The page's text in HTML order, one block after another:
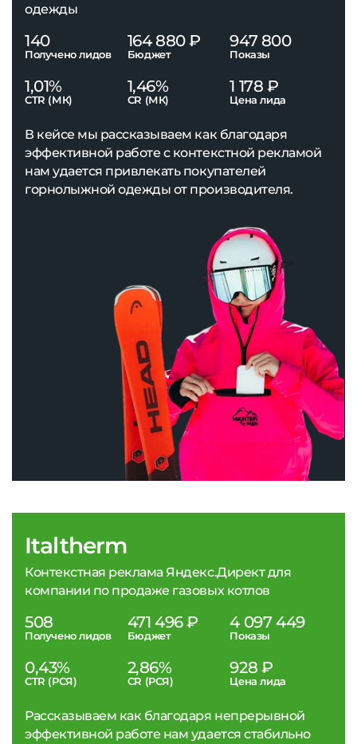
Italtherm
Контекстная реклама Яндекс.Директ для
компании по продаже газовых котлов
508
Получено лидов
471 496 ₽
Бюджет
4 097 449
Показы
0,43%
CTR (РСЯ)
2,86%
CR (РСЯ)
928 ₽
Цена лида
Рассказываем как благодаря непрерывной
эффективной работе нам удается стабильно
одежды
140
Получено лидов
164 880 ₽
Бюджет
947 800
Показы
1,01%
CTR (МК)
1,46%
CR (МК)
1 178 ₽
Цена лида
В кейсе мы рассказываем как благодаря
эффективной работе с контекстной рекламой
нам удается привлекать покупателей
горнолыжной одежды от производителя.